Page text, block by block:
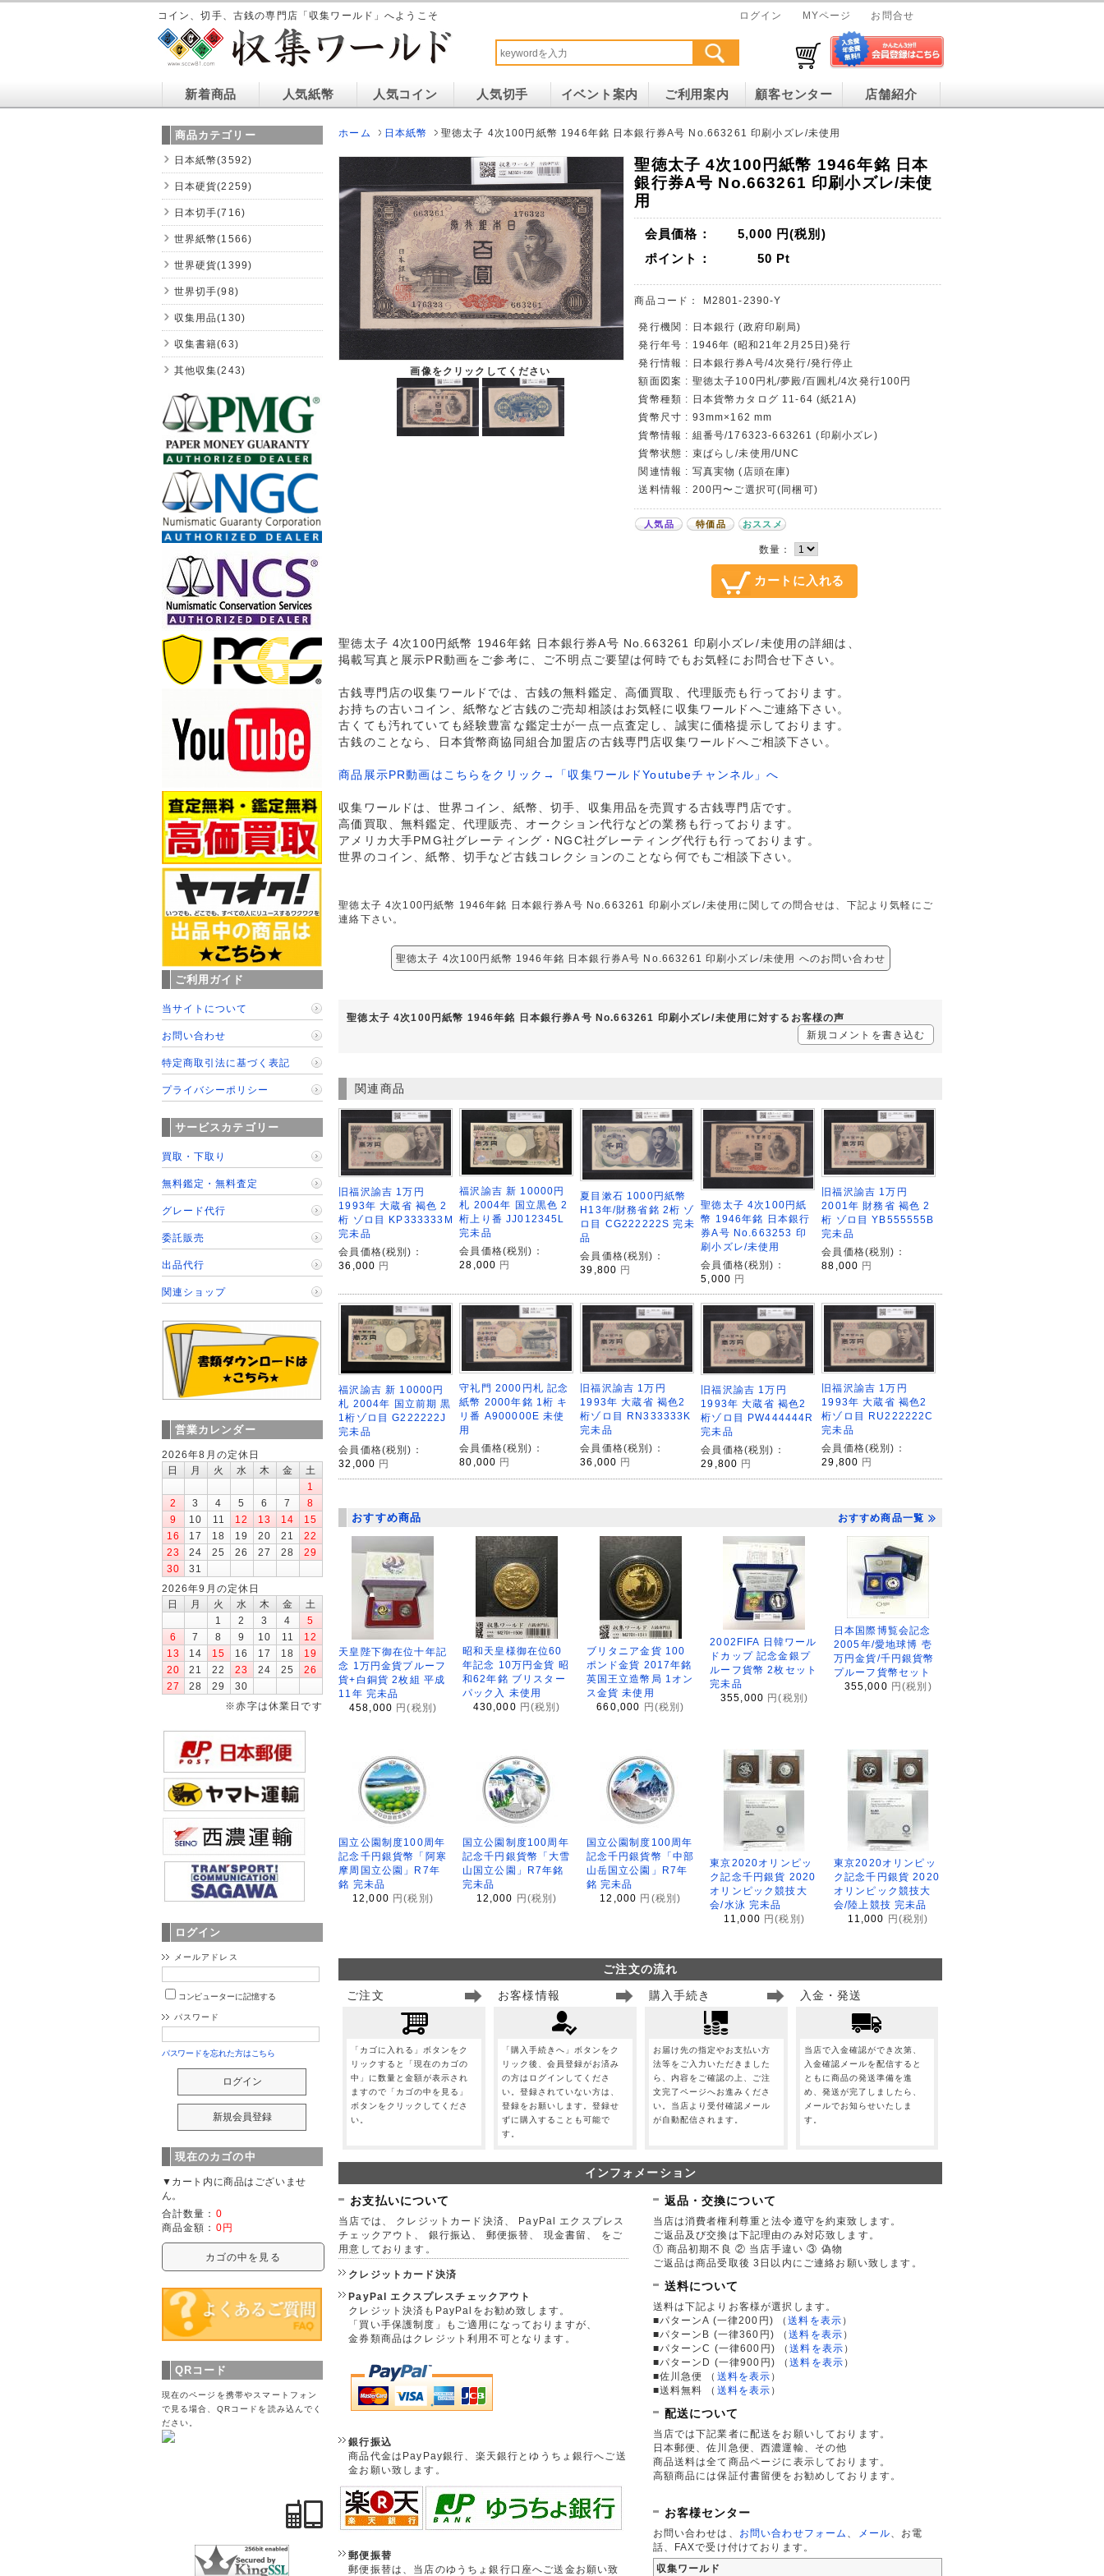
コイン、切手、古銭の専門店「収集ワールド」へようこそ ログイン MYページ お問合せ
新着商品 人気紙幣 人気コイン 人気切手 イベント案内 ご利用案内 顧客センター 店舗紹介
ホーム 日本紙幣 聖徳太子 4次100円紙幣 1946年銘 日本銀行券A号 No.663261 印刷小ズレ/未使用
画像をクリックしてください
聖徳太子 4次100円紙幣 1946年銘 日本
銀行券A号 No.663261 印刷小ズレ/未使
用
会員価格： 5,000 円(税別)
ポイント：
50 Pt
商品コード： M2801-2390-Y
発行機関 : 日本銀行 (政府印刷局)
発行年号 : 1946年 (昭和21年2月25日)発行
発行情報 : 日本銀行券A号/4次発行/発行停止
額面図案 : 聖徳太子100円札/夢殿/百圓札/4次発行100円
貨幣種類 : 日本貨幣カタログ 11-64 (紙21A)
貨幣尺寸 : 93mm×162 mm
貨幣情報 : 組番号/176323-663261 (印刷小ズレ)
貨幣状態 : 束ばらし/未使用/UNC
関連情報 : 写真実物 (店頭在庫)
送料情報 : 200円〜ご選択可(同梱可)
人気品 特価品 おススメ
数量：
聖徳太子 4次100円紙幣 1946年銘 日本銀行券A号 No.663261 印刷小ズレ/未使用の詳細は、
掲載写真と展示PR動画をご参考に、ご不明点ご要望は何時でもお気軽にお問合せ下さい。
古銭専門店の収集ワールドでは、古銭の無料鑑定、高価買取、代理販売も行っております。
お持ちの古いコイン、紙幣など古銭のご売却相談はお気軽に収集ワールドへご連絡下さい。
古くても汚れていても経験豊富な鑑定士が一点一点査定し、誠実に価格提示しております。
古銭のことなら、日本貨幣商協同組合加盟店の古銭専門店収集ワールドへご相談下さい。
商品展示PR動画はこちらをクリック→「収集ワールドYoutubeチャンネル」へ
収集ワールドは、世界コイン、紙幣、切手、収集用品を売買する古銭専門店です。
高価買取、無料鑑定、代理販売、オークション代行などの業務も行っております。
アメリカ大手PMG社グレーティング・NGC社グレーティング代行も行っております。
世界のコイン、紙幣、切手など古銭コレクションのことなら何でもご相談下さい。
聖徳太子 4次100円紙幣 1946年銘 日本銀行券A号 No.663261 印刷小ズレ/未使用に関しての問合せは、下記より気軽にご
連絡下さい。
聖徳太子 4次100円紙幣 1946年銘 日本銀行券A号 No.663261 印刷小ズレ/未使用 へのお問い合わせ
聖徳太子 4次100円紙幣 1946年銘 日本銀行券A号 No.663261 印刷小ズレ/未使用に対するお客様の声
新規コメントを書き込む
関連商品
旧福沢諭吉 1万円
1993年 大蔵省 褐色 2
桁 ゾロ目 KP333333M
完未品
会員価格(税別)：
36,000 円
福沢諭吉 新 10000円
札 2004年 国立黒色 2
桁上り番 JJ012345L
完未品
会員価格(税別)：
28,000 円
夏目漱石 1000円紙幣
H13年/財務省銘 2桁 ゾ
ロ目 CG222222S 完未
品
会員価格(税別)：
39,800 円
聖徳太子 4次100円紙
幣 1946年銘 日本銀行
券A号 No.663253 印
刷小ズレ/未使用
会員価格(税別)：
5,000 円
旧福沢諭吉 1万円
2001年 財務省 褐色 2
桁 ゾロ目 YB555555B
完未品
会員価格(税別)：
88,000 円
福沢諭吉 新 10000円
札 2004年 国立前期 黒
1桁ゾロ目 G222222J
完未品
会員価格(税別)：
32,000 円
守礼門 2000円札 記念
紙幣 2000年銘 1桁 キ
リ番 A900000E 未使
用
会員価格(税別)：
80,000 円
旧福沢諭吉 1万円
1993年 大蔵省 褐色2
桁ゾロ目 RN333333K
完未品
会員価格(税別)：
36,000 円
旧福沢諭吉 1万円
1993年 大蔵省 褐色2
桁ゾロ目 PW444444R
完未品
会員価格(税別)：
29,800 円
旧福沢諭吉 1万円
1993年 大蔵省 褐色2
桁ゾロ目 RU222222C
完未品
会員価格(税別)：
29,800 円
おすすめ商品 おすすめ商品一覧
天皇陛下御在位十年記
念 1万円金貨プルーフ
貨+白銅貨 2枚組 平成
11年 完未品
458,000 円(税別)
昭和天皇様御在位60
年記念 10万円金貨 昭
和62年銘 ブリスター
パック入 未使用
430,000 円(税別)
ブリタニア金貨 100
ポンド金貨 2017年銘
英国王立造幣局 1オン
ス金貨 未使用
660,000 円(税別)
2002FIFA 日韓ワール
ドカップ 記念金銀プ
ルーフ貨幣 2枚セット
完未品
355,000 円(税別)
日本国際博覧会記念
2005年/愛地球博 壱
万円金貨/千円銀貨幣
プルーフ貨幣セット
355,000 円(税別)
国立公園制度100周年
記念千円銀貨幣「阿寒
摩周国立公園」R7年
銘 完未品
12,000 円(税別)
国立公園制度100周年
記念千円銀貨幣「大雪
山国立公園」R7年銘
完未品
12,000
円(税別)
国立公園制度100周年
記念千円銀貨幣「中部
山岳国立公園」R7年
銘 完未品
12,000 円(税別)
東京2020オリンピッ
ク記念千円銀貨 2020
オリンピック競技大
会/水泳 完未品
11,000 円(税別)
東京2020オリンピッ
ク記念千円銀貨 2020
オリンピック競技大
会/陸上競技 完未品
11,000
円(税別)
ご注文の流れ
ご注文
「カゴに入れる」ボタンをク
リックすると「現在のカゴの
中」に数量と金額が表示され
ますので「カゴの中を見る」
ボタンをクリックしてくださ
い。
お客様情報
「購入手続きへ」ボタンをク
リック後、会員登録がお済み
の方はログインしてくださ
い。登録されていない方は、
登録をお願いします。登録せ
ずに購入することも可能で
す。
購入手続き
お届け先の指定やお支払い方
法等をご入力いただきました
ら、内容をご確認の上、ご注
文完了ページへお進みくださ
い。当店より受付確認メール
が自動配信されます。
入金・発送
当店で入金確認ができ次第、
入金確認メールを配信すると
ともに商品の発送準備を進
め、発送が完了しましたら、
メールでお知らせいたしま
す。
インフォメーション
お支払いについて
当店では、 クレジットカード決済、 PayPal エクスプレス
チェックアウト、 銀行振込、 郵便振替、 現金書留、 をご
用意しております。
クレジットカード決済
PayPal エクスプレスチェックアウト
クレジット決済もPayPalをお勧め致します。
「買い手保護制度」もご適用になっておりますが、
金券類商品はクレジット利用不可となります。
銀行振込
商品代金はPayPay銀行、楽天銀行とゆうちょ銀行へご送
金お願い致します。
郵便振替
郵便振替は、当店のゆうちょ銀行口座へご送金お願い致
返品・交換について
当店は消費者権利尊重と法令遵守を約束致します。
ご返品及び交換は下記理由のみ対応致します。
① 商品初期不良 ② 当店手違い ③ 偽物
ご返品は商品受取後 3日以内にご連絡お願い致します。
送料について
送料は下記よりお客様が選択します。
■パターンA (一律200円)
（送料を表示 ）
■パターンB (一律360円)
（送料を表示 ）
■パターンC (一律600円)
（送料を表示 ）
■パターンD (一律900円)
（送料を表示 ）
■佐川急便
（ 送料を表示 ）
■送料無料
（ 送料を表示 ）
配送について
当店では下記業者に配送をお願いしております。
日本郵便、佐川急便、西濃運輸、その他
商品送料は全て商品ページに表示しております。
高額商品には保証付書留便をお勧めしております。
お客様センター
お問い合わせは、 お問い合わせフォーム メール 、お電
話、FAXで受け付けております。
収集ワールド
商品カテゴリー
日本紙幣(3592)
日本硬貨(2259)
日本切手(716)
世界紙幣(1566)
世界硬貨(1399)
世界切手(98)
収集用品(130)
収集書籍(63)
其他収集(243)
ご利用ガイド
当サイトについて
お問い合わせ
特定商取引法に基づく表記
プライバシーポリシー
サービスカテゴリー
買取・下取り
無料鑑定・無料査定
グレード代行
委託販売
出品代行
関連ショップ
営業カレンダー
2026年8月の定休日
日
月 火 水 木 金
土
1
2
3 4 5 6 7
8
9
10 11 12 13 14
15
16
17 18 19 20 21
22
23
24 25 26 27 28
29
30
31
2026年9月の定休日
日
月 火 水 木 金
土
1
2 3 4
5
6
7 8 9 10 11
12
13
14 15 16 17 18
19
20
21 22 23 24 25
26
27
28 29
30
※赤字は休業日です
ログイン
メールアドレス
コンピューターに記憶する
パスワード
パスワードを忘れた方はこちら
現在のカゴの中
▼カート内に商品はございませ
ん。
合計数量： 0
商品金額： 0円
カゴの中を見る
QRコード
現在のページを携帯やスマートフォン
で見る場合、QRコードを読み込んでく
ださい。